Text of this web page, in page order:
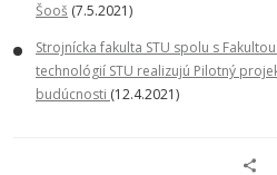
Šooš (7.5.2021)
Strojnícka fakulta STU spolu s
technológií STU realizujú Pilotný
budúcnosti (12.4.2021)